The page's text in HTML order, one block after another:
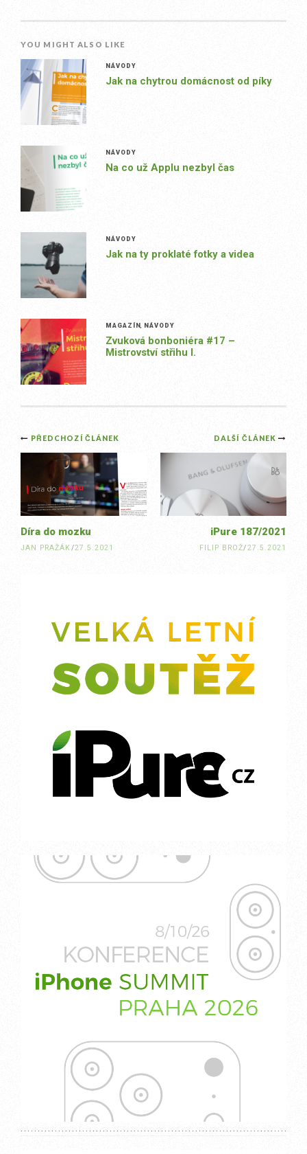
YOU MIGHT ALSO LIKE
NÁVODY
Jak na chytrou domácnost od píky
NÁVODY
Na co už Applu nezbyl čas
NÁVODY
Jak na ty proklaté fotky a videa
MAGAZÍN NÁVODY
Zvuková bonboniéra #17 –
Mistrovství střihu I.
Post
navigation
DALŠÍ ČLÁNEK
iPure 187/2021
FILIP BROŽ/27.5.2021
PŘEDCHOZÍ ČLÁNEK
Díra do mozku
JAN PRAŽÁK/27.5.2021